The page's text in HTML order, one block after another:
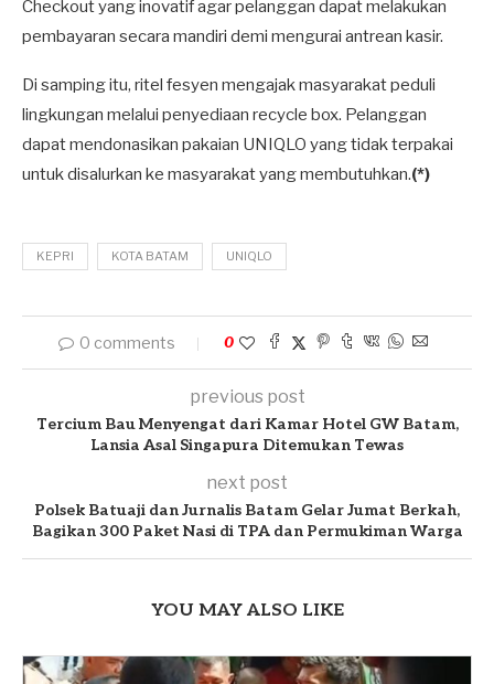
Checkout yang inovatif agar pelanggan dapat melakukan
pembayaran secara mandiri demi mengurai antrean kasir.
Di samping itu, ritel fesyen mengajak masyarakat peduli
lingkungan melalui penyediaan recycle box. Pelanggan
dapat mendonasikan pakaian UNIQLO yang tidak terpakai
untuk disalurkan ke masyarakat yang membutuhkan.(*)
KEPRI KOTA BATAM UNIQLO
0 comments 0
previous post
Tercium Bau Menyengat dari Kamar Hotel GW Batam,
Lansia Asal Singapura Ditemukan Tewas
next post
Polsek Batuaji dan Jurnalis Batam Gelar Jumat Berkah,
Bagikan 300 Paket Nasi di TPA dan Permukiman Warga
YOU MAY ALSO LIKE